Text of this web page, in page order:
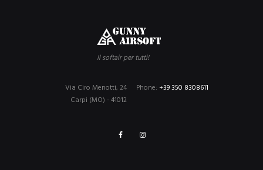
Il softair per tutti!
Phone: +39 350 8308611
Via Ciro Menotti, 24
Carpi (MO) - 41012